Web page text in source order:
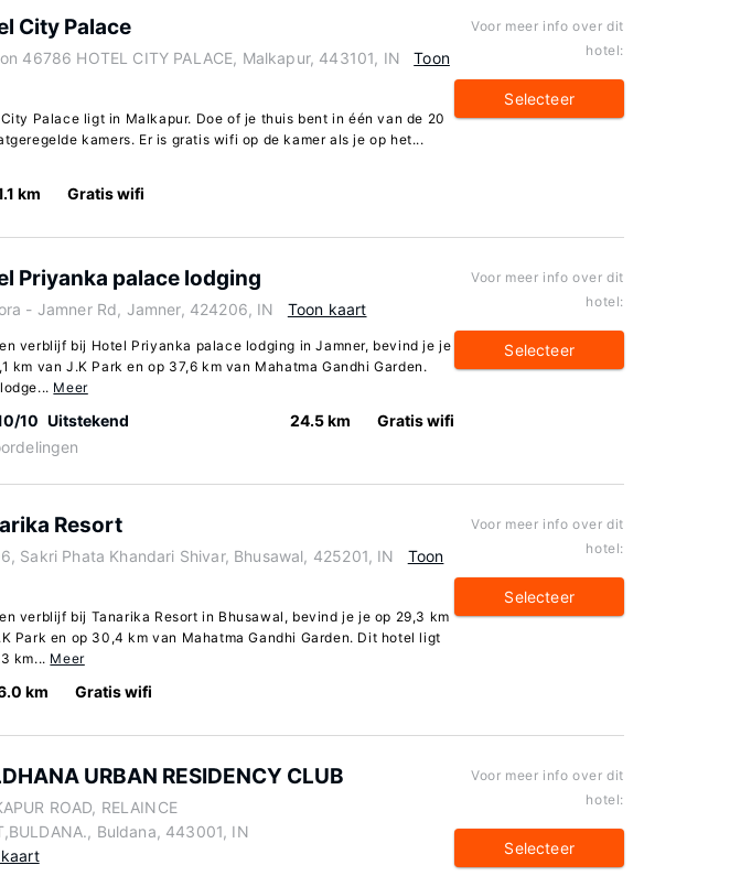
City Palace
46786 HOTEL CITY PALACE, Malkapur, 443101, IN
Toon
Palace ligt in Malkapur. Doe of je thuis bent in één van de 20
kamers. Er is gratis wifi op de kamer als je op het...
km Gratis wifi
Voor meer info over dit
hotel:
Selecteer
Priyanka palace lodging
- Jamner Rd, Jamner, 424206, IN Toon kaart
verblijf bij Hotel Priyanka palace lodging in Jamner, bevind je je
km van J.K Park en op 37,6 km van Mahatma Gandhi Garden.
Meer
10 Uitstekend
24.5 km Gratis wifi
Voor meer info over dit
hotel:
Selecteer
Resort
Sakri Phata Khandari Shivar, Bhusawal, 425201, IN
Toon
verblijf bij Tanarika Resort in Bhusawal, bevind je je op 29,3 km
Park en op 30,4 km van Mahatma Gandhi Garden. Dit hotel ligt
km... Meer
km Gratis wifi
Voor meer info over dit
hotel:
Selecteer
URBAN RESIDENCY CLUB
ROAD, RELAINCE
Buldana, 443001, IN
Voor meer info over dit
hotel:
Selecteer